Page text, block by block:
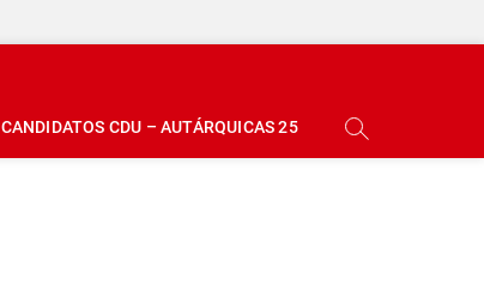
CANDIDATOS CDU – AUTÁRQUICAS 25